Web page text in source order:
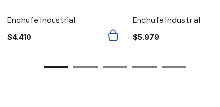
Enchufe Industrial
$4.410
Enchufe Industrial
$5.979